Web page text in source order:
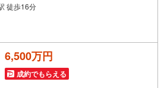
徒歩16分
6,500万円
成約でもらえる